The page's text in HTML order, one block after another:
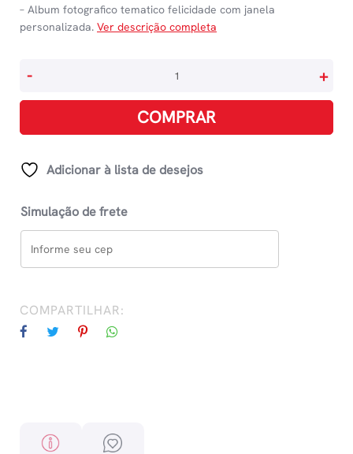
– Album fotografico tematico felicidade com janela
personalizada. Ver descrição completa
100
Fotos
Kraft
Felicidade
quantidade
- +
COMPRAR
Adicionar à lista de desejos
Simulação de frete
COMPARTILHAR: